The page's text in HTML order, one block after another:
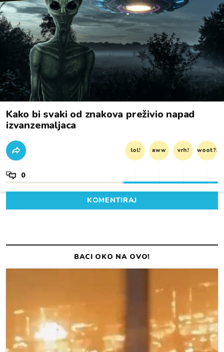
Kako bi svaki od znakova preživio napad
izvanzemaljaca
lol! aww vrh! woot?!
0
KOMENTIRAJ